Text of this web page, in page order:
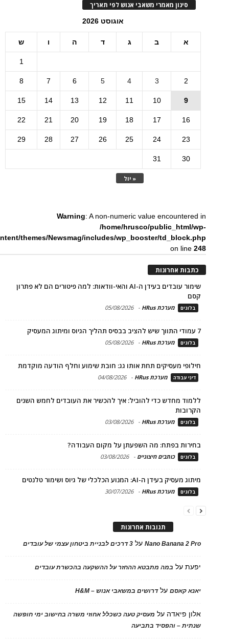
סינון מאמרי משאבי אנוש לפי תאריך
אוגוסט 2026
א ב ג ד ה ו ש
« יול
1
2
3
4
5
6
7
8
9
10
11
12
13
14
15
16
17
18
19
20
21
22
23
24
25
26
27
28
29
30
31
Warning: A non-numeric value encountered in
/home/hrusco/public_html/wp-
themes/Newsmag/includes/wp_booster/td_block.php
on line248
כתבות אחרונות
שימור עובדים בעידן ה-AI והאי-וודאות: למה פיטורים הם לא פתרון
קסם
בלוגים מערכת HRus -
05/08/2026
7 עמודי התווך שיש להציב בבסיס תהליך הגיוס ומיתוג המעסיק
בלוגים מערכת HRus -
05/08/2026
חילופי מעסיקים תחת אותו גג: חובת שימוע וחלף הודעה מוקדמת
דיני עבודה מערכת HRus -
04/08/2026
ללמוד מחדש כדי להוביל: איך להכשיר את העובדים לחמש השנים
הקרובות
בלוגים מערכת HRus -
03/08/2026
בחירות בפתח: מה השפעתן על מקום העבודה?
בלוגים כותבים חיצוניים -
03/08/2026
מיתוג מעסיק בעידן ה-AI: המנוע הכלכלי של גיוס ושימור טלנטים
בלוגים מערכת HRus -
30/07/2026
תגובות אחרונות
Nano Banana 2 Proעל 3 דרכים לבניית ביטחון עצמי של עובדים
יפעתעל במה מתבטא ההחזר על ההשקעה בהכשרת עובדים
יאנא קאסםעלדרושים במשאבי אנוש – H&M
אלון פיאדה על מעסיק טעה כשכלל אחוזי משרה בחישוב ימי חופשה
שנתית – והפסיד בתביעה